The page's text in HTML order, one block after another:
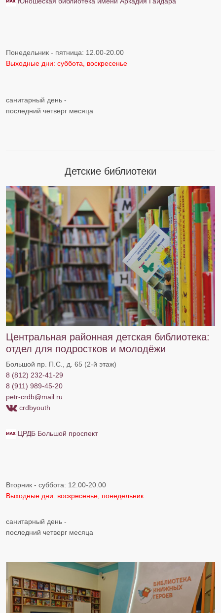
Понедельник - пятница: 12.00-20.00
Выходные дни: суббота, воскресенье
санитарный день -
последний четверг месяца
Детские библиотеки
Центральная районная детская библиотека:
отдел для подростков и молодёжи
Большой пр. П.С., д. 65 (2-й этаж)
8 (812) 232-41-29
8 (911) 989-45-20
petr-crdb@mail.ru
crdbyouth
ЦРДБ Большой проспект
Вторник - суббота: 12.00-20.00
Выходные дни: воскресенье, понедельник
​​​санитарный день -
последний четверг месяца